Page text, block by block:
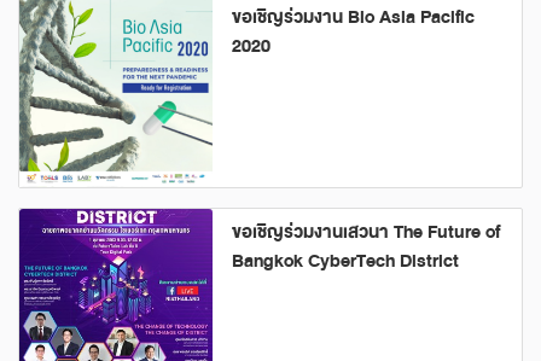
ขอเชิญร่วมงาน Bio Asia Pacific
2020
ขอเชิญร่วมงานเสวนา The Future of
Bangkok CyberTech District